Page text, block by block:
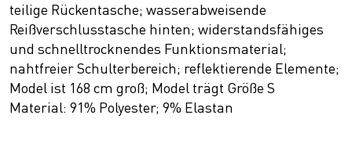
teilige Rückentasche; wasserabweisende
Reißverschlusstasche hinten; widerstandsfähiges
und schnelltrocknendes Funktionsmaterial;
nahtfreier Schulterbereich; reflektierende Elemente;
Model ist 168 cm groß; Model trägt Größe S
Material: 91% Polyester; 9% Elastan